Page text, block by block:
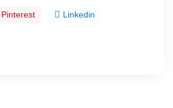
Pinterest Linkedin